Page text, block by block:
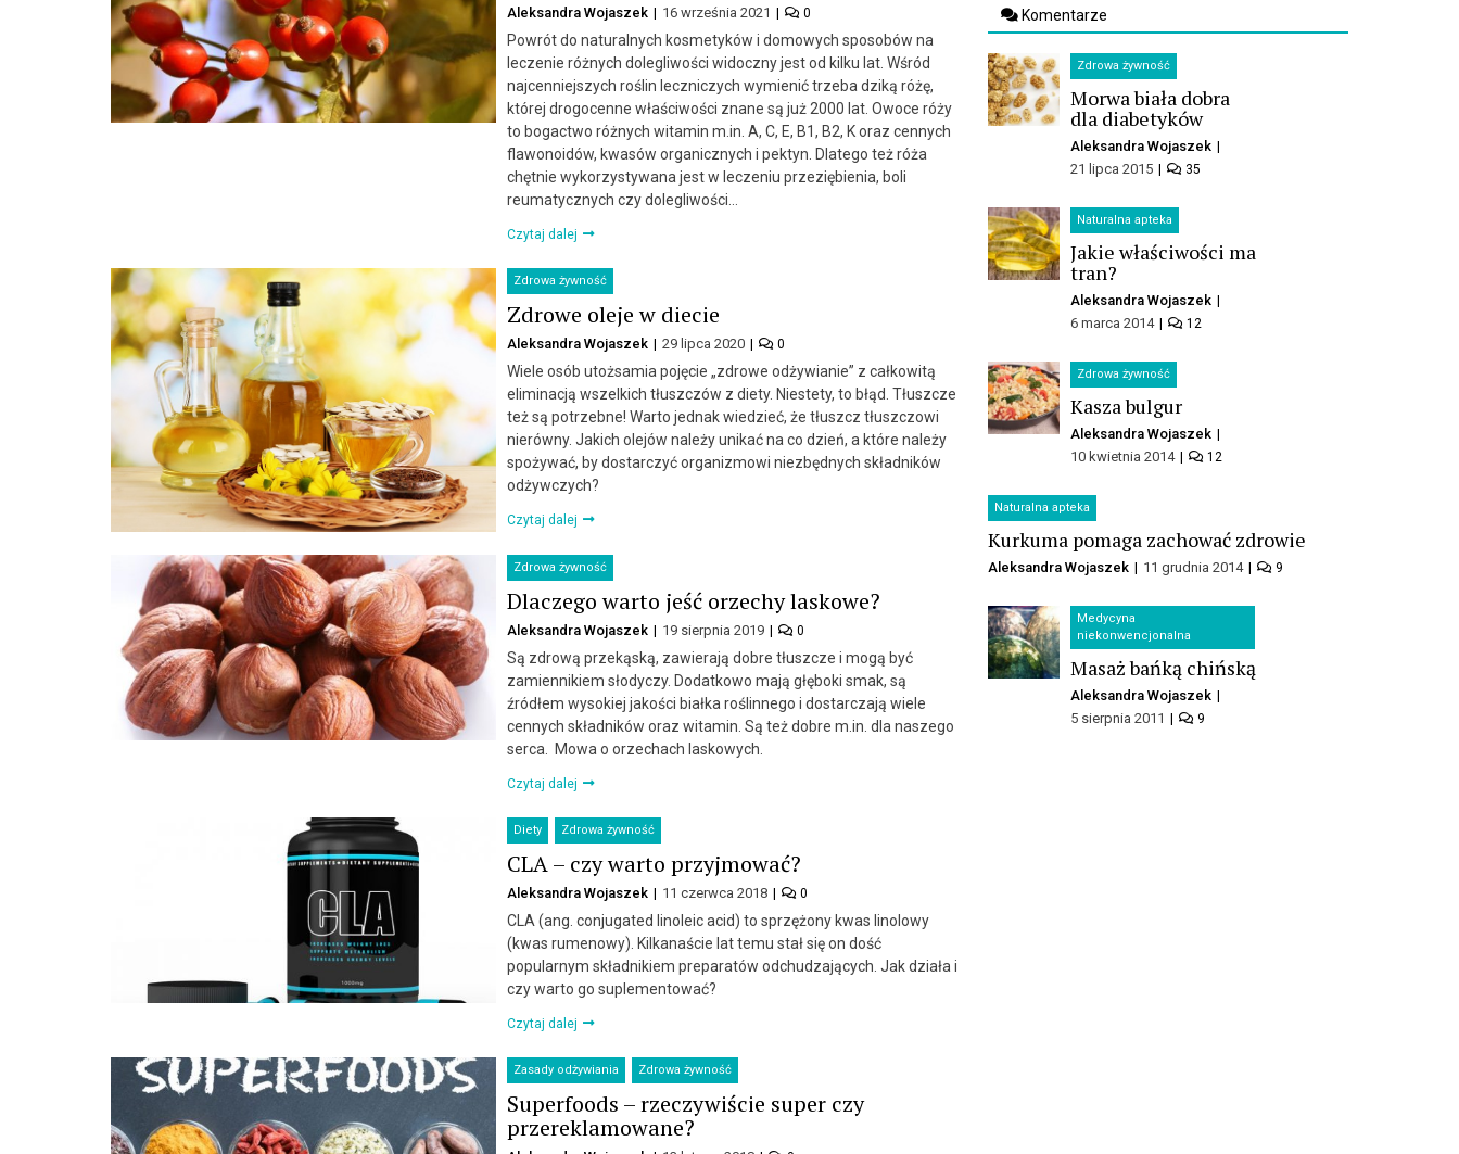
Aleksandra Wojaszek 16 września 2021 0
Powrót do naturalnych kosmetyków i domowych sposobów na
leczenie różnych dolegliwości widoczny jest od kilku lat. Wśród
najcenniejszych roślin leczniczych wymienić trzeba dziką różę,
której drogocenne właściwości znane są już 2000 lat. Owoce róży
to bogactwo różnych witamin m.in. A, C, E, B1, B2, K oraz cennych
flawonoidów, kwasów organicznych i pektyn. Dlatego też róża
chętnie wykorzystywana jest w leczeniu przeziębienia, boli
reumatycznych czy dolegliwości…
Czytaj dalej
Zdrowa żywność
Zdrowe oleje w diecie
Aleksandra Wojaszek 29 lipca 2020 0
Wiele osób utożsamia pojęcie „zdrowe odżywianie” z całkowitą
eliminacją wszelkich tłuszczów z diety. Niestety, to błąd. Tłuszcze
też są potrzebne! Warto jednak wiedzieć, że tłuszcz tłuszczowi
nierówny. Jakich olejów należy unikać na co dzień, a które należy
spożywać, by dostarczyć organizmowi niezbędnych składników
odżywczych?
Czytaj dalej
Zdrowa żywność
Dlaczego warto jeść orzechy laskowe?
Aleksandra Wojaszek 19 sierpnia 2019 0
Są zdrową przekąską, zawierają dobre tłuszcze i mogą być
zamiennikiem słodyczy. Dodatkowo mają głęboki smak, są
źródłem wysokiej jakości białka roślinnego i dostarczają wiele
cennych składników oraz witamin. Są też dobre m.in. dla naszego
serca. Mowa o orzechach laskowych.
Czytaj dalej
Diety Zdrowa żywność
CLA – czy warto przyjmować?
Aleksandra Wojaszek 11 czerwca 2018 0
CLA (ang. conjugated linoleic acid) to sprzężony kwas linolowy
(kwas rumenowy). Kilkanaście lat temu stał się on dość
popularnym składnikiem preparatów odchudzających. Jak działa i
czy warto go suplementować?
Czytaj dalej
Zasady odżywiania Zdrowa żywność
Superfoods – rzeczywiście super czy
przereklamowane?
Komentarze
Zdrowa żywność
Morwa biała dobra
dla diabetyków
Aleksandra Wojaszek
21 lipca 2015
35
Naturalna apteka
Jakie właściwości ma
tran?
Aleksandra Wojaszek
6 marca 2014
12
Zdrowa żywność
Kasza bulgur
Aleksandra Wojaszek
10 kwietnia 2014
12
Naturalna apteka
Kurkuma pomaga zachować zdrowie
Aleksandra Wojaszek 11 grudnia 2014 9
Medycyna
niekonwencjonalna
Masaż bańką chińską
Aleksandra Wojaszek
5 sierpnia 2011
9